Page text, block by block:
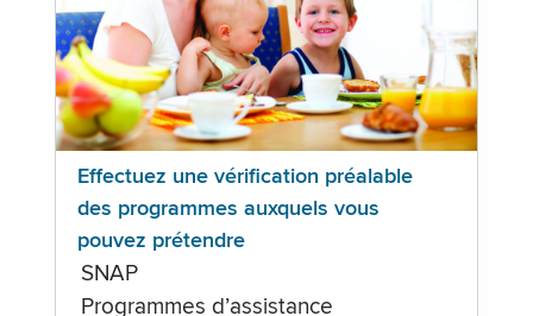
Effectuez une vérification préalable
des programmes auxquels vous
pouvez prétendre
SNAP
Programmes d’assistance